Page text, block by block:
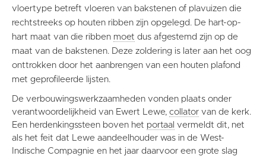
vloertype betreft vloeren van bakstenen of plavuizen die
rechtstreeks op houten ribben zijn opgelegd. De hart-op-
hart maat van die ribben moet dus afgestemd zijn op de
maat van de bakstenen. Deze zoldering is later aan het oog
onttrokken door het aanbrengen van een houten plafond
met geprofileerde lijsten.
De verbouwingswerkzaamheden vonden plaats onder
verantwoordelijkheid van Ewert Lewe, collator van de kerk.
Een herdenkingssteen boven het portaal vermeldt dit, net
als het feit dat Lewe aandeelhouder was in de West-
Indische Compagnie en het jaar daarvoor een grote slag